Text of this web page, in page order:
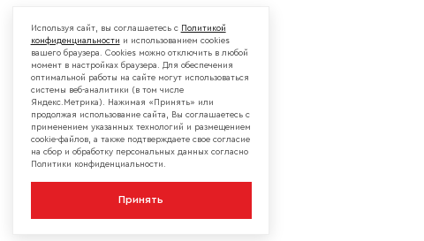
Используя сайт, вы соглашаетесь с Политикой
конфиденциальности и использованием cookies
вашего браузера. Cookies можно отключить в любой
момент в настройках браузера. Для обеспечения
оптимальной работы на сайте могут использоваться
системы веб-аналитики (в том числе
Яндекс.Метрика). Нажимая «Принять» или
продолжая использование сайта, Вы соглашаетесь с
применением указанных технологий и размещением
cookie-файлов, а также подтверждаете свое согласие
на сбор и обработку персональных данных согласно
Политики конфиденциальности.
Принять